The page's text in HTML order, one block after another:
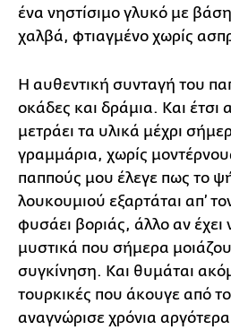
ένα νηστίσιμο γλυκό με βάση
χαλβά, φτιαγμένο χωρίς
Η αυθεντική συνταγή του
οκάδες και δράμια. Και έτσι
μετράει τα υλικά μέχρι
γραμμάρια, χωρίς
παππούς μου έλεγε πως το
λουκουμιού εξαρτάται απ’
φυσάει βοριάς, άλλο αν έχει
μυστικά που σήμερα
συγκίνηση. Και θυμάται
τουρκικές που άκουγε από
αναγνώρισε χρόνια